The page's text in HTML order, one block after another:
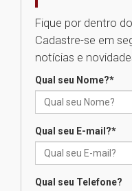
Fique por dentro
Cadastre-se em
notícias e
Qual seu Nome?*
Qual seu E-mail?*
Qual seu Telefone?